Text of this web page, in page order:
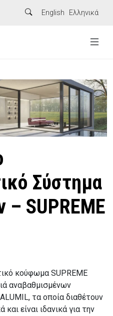
English Ελληνικά
Σύστημα
SUPREME
κούφωμα SUPREME
αναβαθμισμένων
τα οποία διαθέτουν
είναι ιδανικά για την